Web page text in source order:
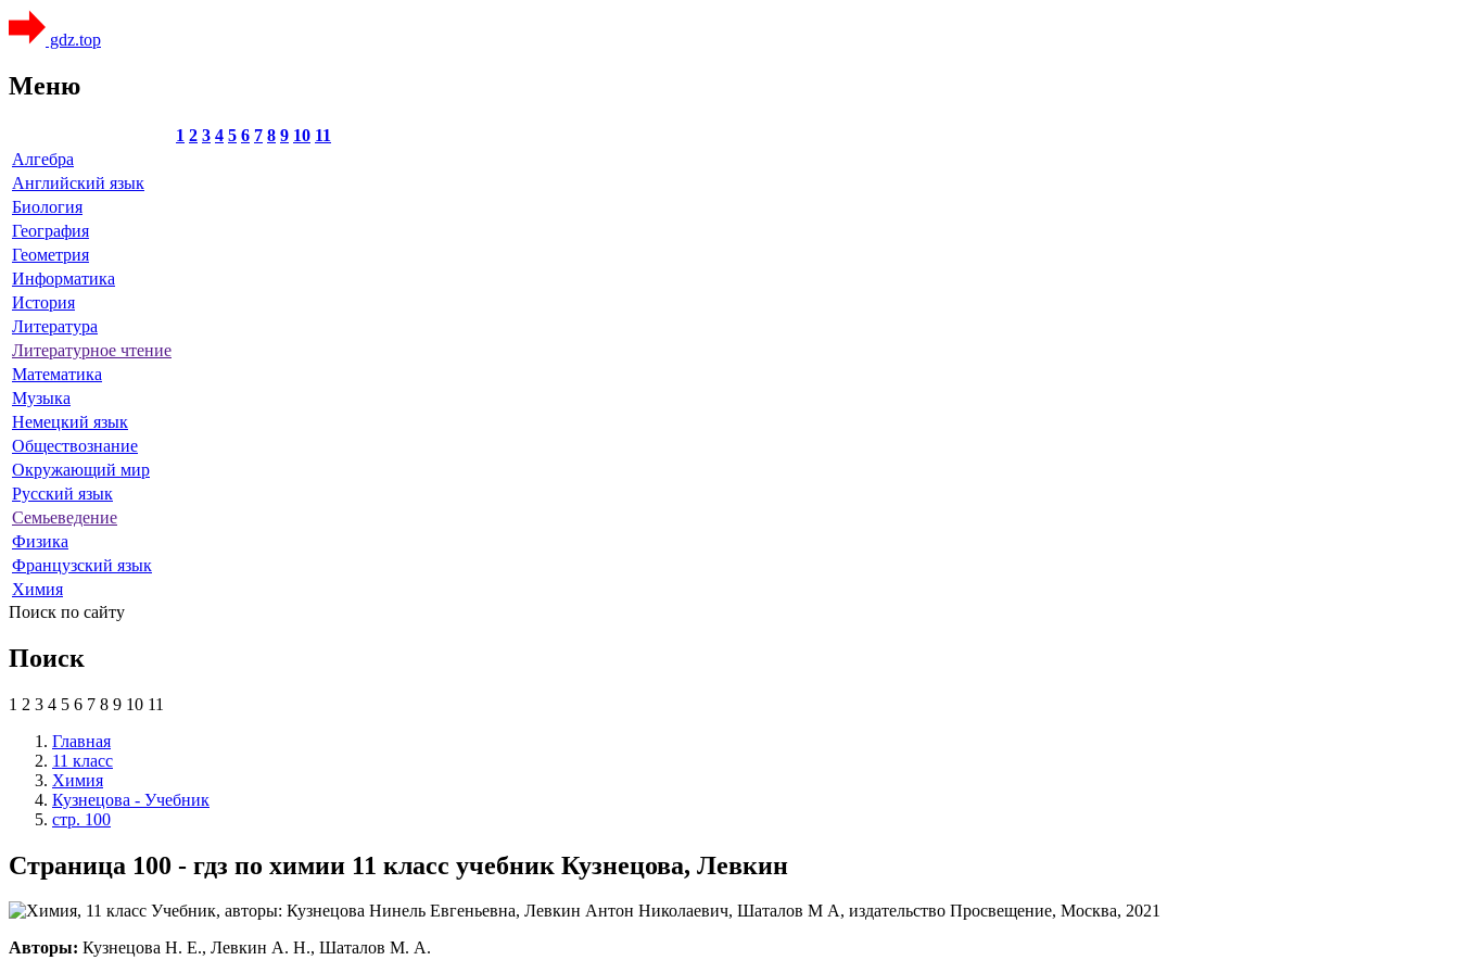
gdz.top
Меню
1 2 3 4 5 6 7 8 9 10 11
Алгебра
Английский язык
Биология
География
Геометрия
Информатика
История
Литература
Литературное чтение
Математика
Музыка
Немецкий язык
Обществознание
Окружающий мир
Русский язык
Семьеведение
Физика
Французский язык
Химия
Поиск по сайту
Поиск
1 2 3 4 5 6 7 8 9 10 11
Главная
11 класс
Химия
Кузнецова - Учебник
стр. 100
Страница 100 - гдз по химии 11 класс учебник Кузнецова, Левкин
Авторы: Кузнецова Н. Е., Левкин А. Н., Шаталов М. А.